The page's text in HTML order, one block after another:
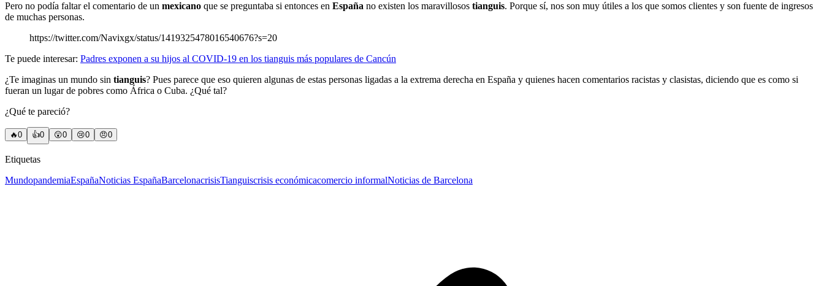
Pero no podía faltar el comentario de un mexicano que se preguntaba si entonces en España no existen los maravillosos tianguis. Porque sí, nos son muy útiles a los que somos clientes y son fuente de ingresos
de muchas personas.
https://twitter.com/Navixgx/status/1419325478016540676?s=20
Te puede interesar: Padres exponen a su hijos al COVID-19 en los tianguis más populares de Cancún
¿Te imaginas un mundo sin tianguis? Pues parece que eso quieren algunas de estas personas ligadas a la extrema derecha en España y quienes hacen comentarios racistas y clasistas, diciendo que es como si
fueran un lugar de pobres como África o Cuba. ¿Qué tal?
¿Qué te pareció?
🔥0 👍0 😲0 😢0 😠0
Etiquetas
MundopandemiaEspañaNoticias EspañaBarcelonacrisisTianguiscrisis económicacomercio informalNoticias de Barcelona